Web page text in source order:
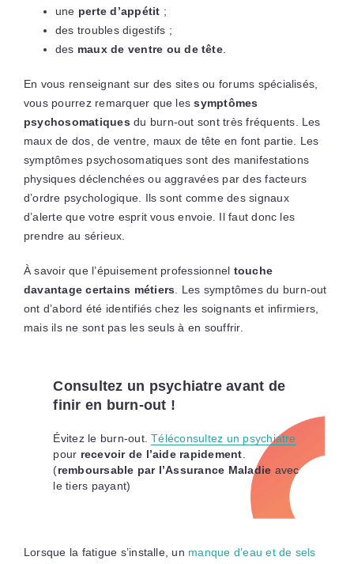
une perte d’appétit ;
des troubles digestifs ;
des maux de ventre ou de tête.
En vous renseignant sur des sites ou forums spécialisés,
vous pourrez remarquer que lessymptômes
psychosomatiques du burn-out sont très fréquents. Les
maux de dos, de ventre, maux de tête en font partie. Les
symptômes psychosomatiques sont des manifestations
physiques déclenchées ou aggravées par des facteurs
d’ordre psychologique. Ils sont comme des signaux
d’alerte que votre esprit vous envoie. Il faut donc les
prendre au sérieux.
À savoir que l’épuisement professionnel touche
davantage certains métiers. Les symptômes du burn-out
ont d’abord été identifiés chez les soignants et infirmiers,
mais ils ne sont pas les seuls à en souffrir.
Consultez un psychiatre avant de
finir en burn-out !
Évitez le burn-out.Téléconsultez un psychiatre
pour recevoir de l’aide rapidement.
(remboursable par l’Assurance Maladie avec
le tiers payant)
Lorsque la fatigue s’installe, un manque d’eau et de sels